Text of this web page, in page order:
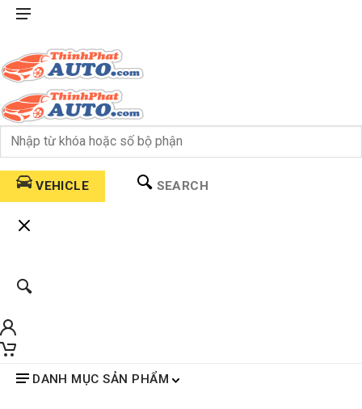
VEHICLE SEARCH
DANH MỤC SẢN PHẨM